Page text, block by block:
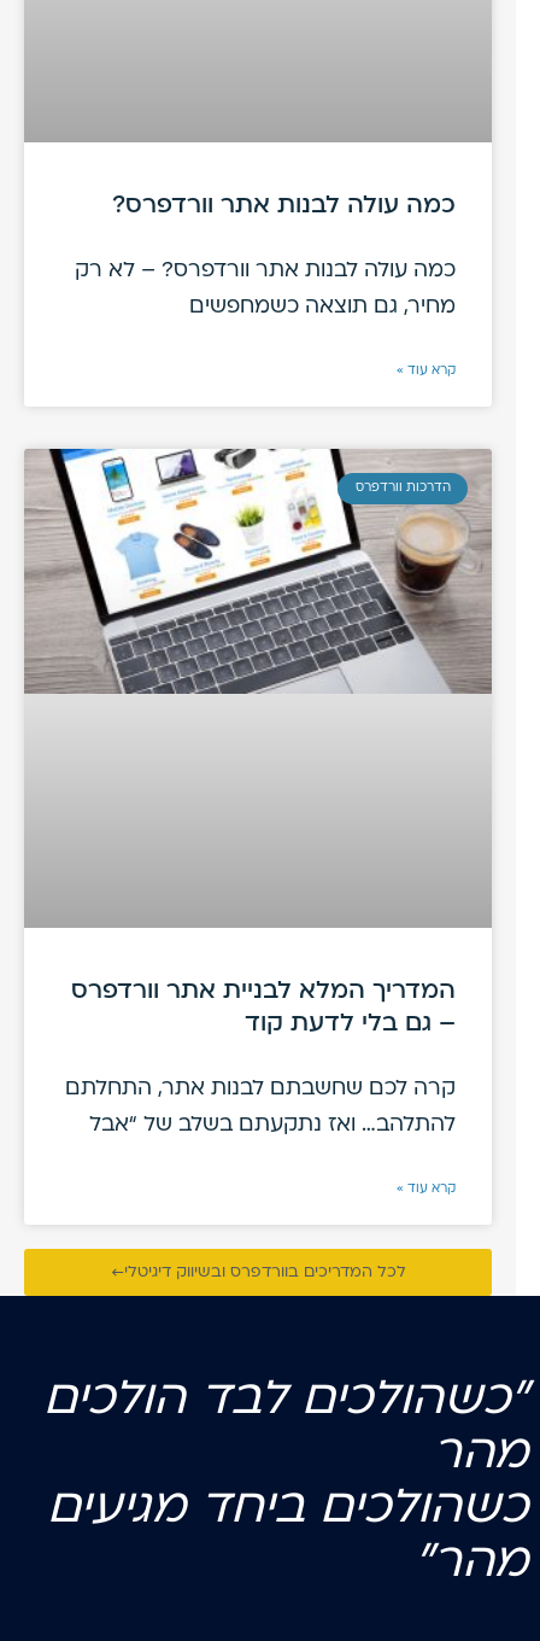
כמה עולה לבנות אתר וורדפרס?
כמה עולה לבנות אתר וורדפרס? – לא רק
מחיר, גם תוצאה כשמחפשים
קרא עוד »
הדרכות וורדפרס
המדריך המלא לבניית אתר וורדפרס
– גם בלי לדעת קוד
קרה לכם שחשבתם לבנות אתר, התחלתם
להתלהב… ואז נתקעתם בשלב של “אבל
קרא עוד »
לכל המדריכים בוורדפרס ובשיווק דיגיטלי←
"כשהולכים לבד הולכים
מהר
כשהולכים ביחדמגיעים
מהר"